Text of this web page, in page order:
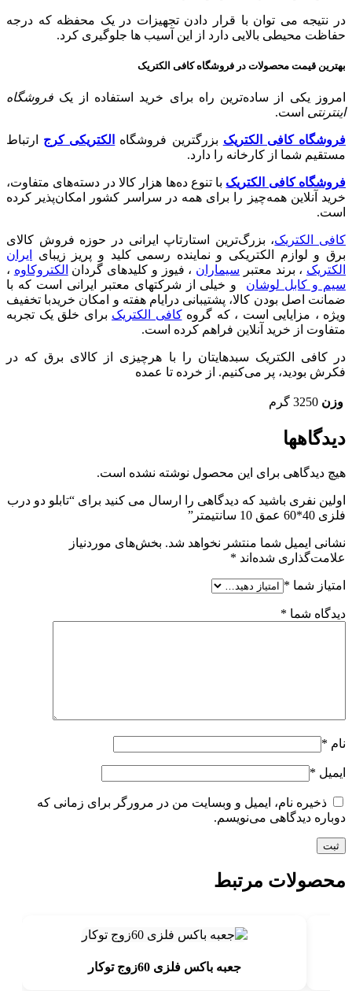
در نتیجه می توان با قرار دادن تجهیزات در یک محفظه که درجه
حفاظت محیطی بالایی دارد از این آسیب ها جلوگیری کرد.
بهترین قیمت محصولات در فروشگاه کافی الکتریک
امروز یکی از ساده‌ترین راه برای خرید استفاده از یک فروشگاه
اینترنتی است.
فروشگاه کافی الکتریک بزرگترین فروشگاه الکتریکی کرج
ارتباط
مستقیم شما از کارخانه را دارد.
فروشگاه کافی الکتریک با تنوع ده‌ها هزار کالا در دسته‌های متفاوت،
خرید آنلاین همه‌چیز را برای همه در سراسر کشور امکان‌پذیر کرده
است.
کافی الکتریک، بزرگ‌ترین استارتاپ ایرانی در حوزه فروش کالای
برق و لوازم الکتریکی و نماینده رسمی کلید و پریز زیبای
ایران
الکتریک ،‌ برند معتبر سیماران ، فیوز و کلیدهای گردان الکتروکاوه ،
سیم و کابل لوشان و خیلی از شرکتهای معتبر ایرانی است که با
ضمانت اصل بودن کالا، پشتیبانی درایام هفته و امکان خریدبا تخفیف
ویژه ، مزایایی است ، که گروهکافی الکتریک برای خلق یک تجربه
متفاوت از خرید آنلاین فراهم کرده است.
در کافی الکتریک سبدهایتان را با هرچیزی از کالای برق که در
فکرش بودید، پر می‌کنیم. از خرده تا عمده
وزن 3250 گرم
دیدگاهها
هیچ دیدگاهی برای این محصول نوشته نشده است.
اولین نفری باشید که دیدگاهی را ارسال می کنید برای “تابلو دو درب
فلزی 40*60 عمق 10 سانتیمتر”
نشانی ایمیل شما منتشر نخواهد شد. بخش‌های موردنیاز
علامت‌گذاری شده‌اند *
امتیاز شما *
دیدگاه شما *
نام *
ایمیل *
ذخیره نام، ایمیل و وبسایت من در مرورگر برای زمانی که
دوباره دیدگاهی می‌نویسم.
محصولات مرتبط
جعبه باکس فلزی 60زوج توکار